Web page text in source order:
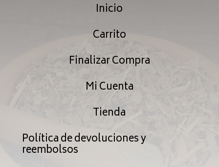
hasta
$239.99
Inicio
Carrito
Finalizar Compra
Mi Cuenta
Tienda
Política de devoluciones y
reembolsos